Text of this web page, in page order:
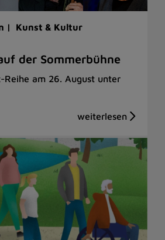
| Kunst & Kultur
der Sommerbühne
Reihe am 26. August unter